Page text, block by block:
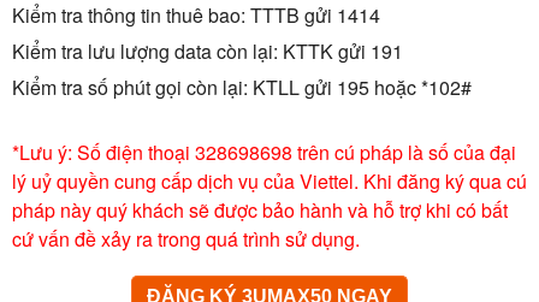
Kiểm tra thông tin thuê bao: TTTB gửi 1414
Kiểm tra lưu lượng data còn lại: KTTK gửi 191
Kiểm tra số phút gọi còn lại: KTLL gửi 195 hoặc *102#
*Lưu ý: Số điện thoại 328698698 trên cú pháp là số của đại
lý uỷ quyền cung cấp dịch vụ của Viettel. Khi đăng ký qua cú
pháp này quý khách sẽ được bảo hành và hỗ trợ khi có bất
cứ vấn đề xảy ra trong quá trình sử dụng.
ĐĂNG KÝ 3UMAX50 NGAY